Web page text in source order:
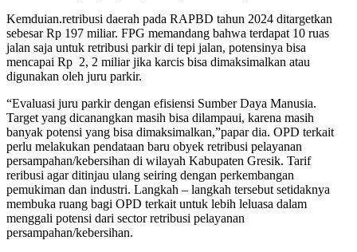
Kemduian.retribusi daerah pada RAPBD tahun 2024 ditargetkan
sebesar Rp 197 miliar. FPG memandang bahwa terdapat 10 ruas
jalan saja untuk retribusi parkir di tepi jalan, potensinya bisa
mencapai Rp 2, 2 miliar jika karcis bisa dimaksimalkan atau
digunakan oleh juru parkir.
“Evaluasi juru parkir dengan efisiensi Sumber Daya Manusia.
Target yang dicanangkan masih bisa dilampaui, karena masih
banyak potensi yang bisa dimaksimalkan,”papar dia. OPD terkait
perlu melakukan pendataan baru obyek retribusi pelayanan
persampahan/kebersihan di wilayah Kabupaten Gresik. Tarif
reribusi agar ditinjau ulang seiring dengan perkembangan
pemukiman dan industri. Langkah – langkah tersebut setidaknya
membuka ruang bagi OPD terkait untuk lebih leluasa dalam
menggali potensi dari sector retribusi pelayanan
persampahan/kebersihan.